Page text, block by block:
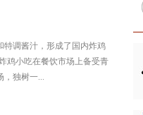
特调酱汁，形成了国内炸鸡
鸡小吃在餐饮市场上备受青
，独树一...